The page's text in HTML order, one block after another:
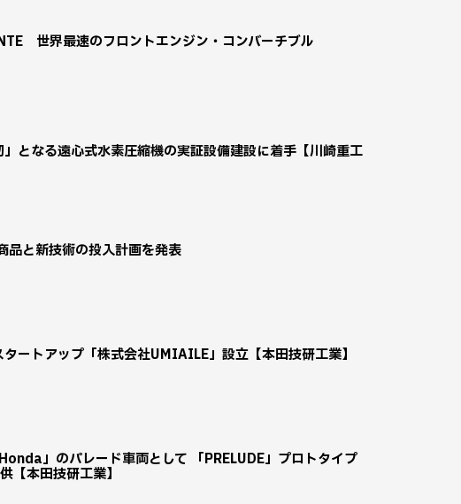
世界最速のフロントエンジン・コンバーチブル
となる遠心式水素圧縮機の実証設備建設に着手【川崎重工
品と新技術の投入計画を発表
ートアップ「株式会社UMIAILE」設立【本田技研工業】
」のパレード車両として 「PRELUDE」プロトタイプ
【本田技研工業】